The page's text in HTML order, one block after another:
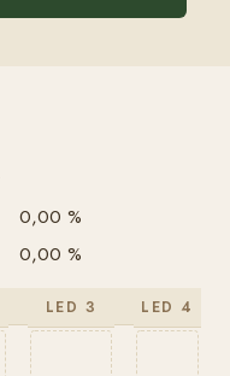
0,00 %
0,00 %
LED 3 LED 4